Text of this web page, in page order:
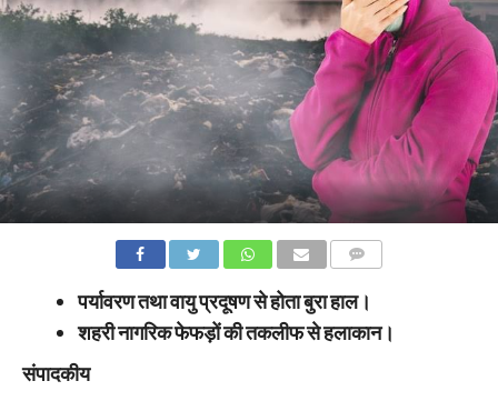
पर्यावरण तथा वायु प्रदूषण से होता बुरा हाल।
शहरी नागरिक फेफड़ों की तकलीफ से हलाकान।
संपादकीय